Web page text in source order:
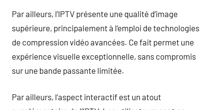
Par ailleurs, l’IPTV présente une qualité d’image
supérieure, principalement à l’emploi de technologies
de compression vidéo avancées. Ce fait permet une
expérience visuelle exceptionnelle, sans compromis
sur une bande passante limitée.
Par ailleurs, l’aspect interactif est un atout